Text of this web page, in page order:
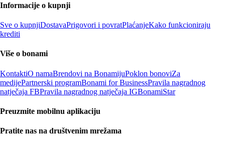
Informacije o kupnji
Sve o kupnjiDostavaPrigovori i povratPlaćanjeKako funkcioniraju
krediti
Više o bonami
KontaktiO namaBrendovi na BonamijuPoklon bonoviZa
medijePartnerski programBonami for BusinessPravila nagradnog
natječaja FBPravila nagradnog natječaja IGBonamiStar
Preuzmite mobilnu aplikaciju
Pratite nas na društvenim mrežama